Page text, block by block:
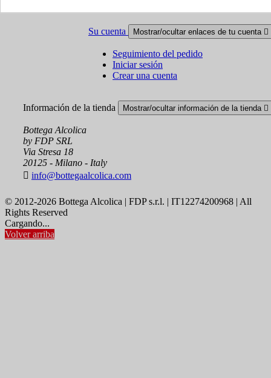
Su cuenta Mostrar/ocultar enlaces de tu cuenta 
Seguimiento del pedido
Iniciar sesión
Crear una cuenta
Información de la tienda Mostrar/ocultar información de la tienda 
Bottega Alcolica
by FDP SRL
Via Stresa 18
20125 - Milano - Italy
 info@bottegaalcolica.com
© 2012-2026 Bottega Alcolica | FDP s.r.l. | IT12274200968 | All
Rights Reserved
Cargando...
Volver arriba